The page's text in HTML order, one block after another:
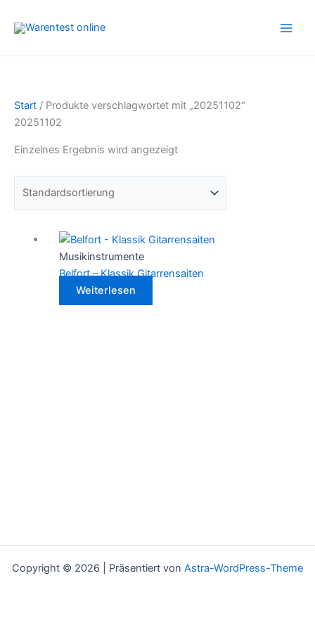
Inhalt
Start / Produkte verschlagwortet mit „20251102“
20251102
Einzelnes Ergebnis wird angezeigt
Musikinstrumente
Belfort – Klassik Gitarrensaiten
Weiterlesen
Copyright © 2026 | Präsentiert von Astra-WordPress-Theme